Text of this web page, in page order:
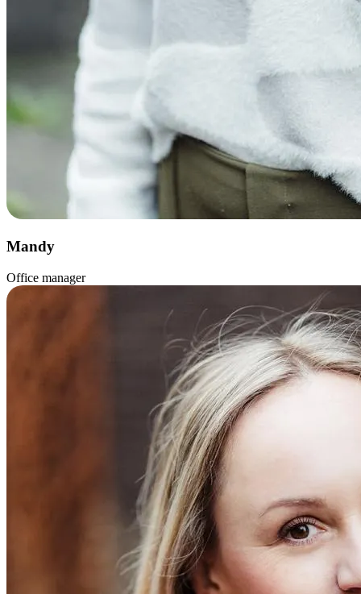
Mandy
Office manager